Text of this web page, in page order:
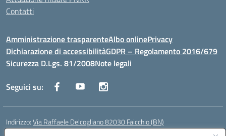
Contatti
Amministrazione trasparenteAlbo onlinePrivacy
Dichiarazione di accessibilitàGDPR – Regolamento 2016/679
Sicurezza D.Lgs. 81/2008Note legali
Seguici su:
Indirizzo:Via Raffaele Delcogliano 82030 Faicchio (BN)
Centralino: